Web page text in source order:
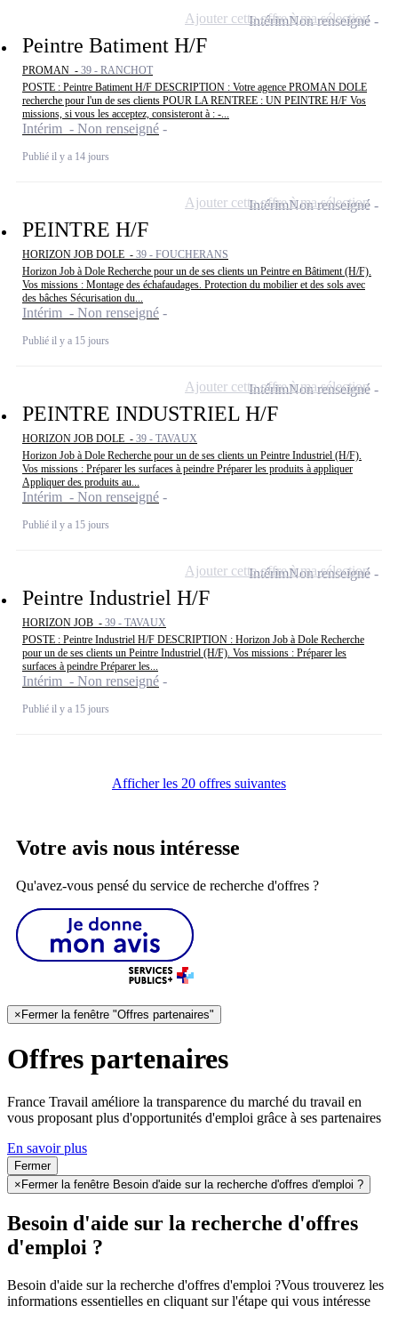
Peintre Batiment H/F
PROMAN - 39 - RANCHOT
POSTE : Peintre Batiment H/F DESCRIPTION : Votre agence PROMAN DOLE
recherche pour l'un de ses clients POUR LA RENTREE : UN PEINTRE H/F Vos
missions, si vous les acceptez, consisteront à : -...
Intérim - Non renseigné
Publié il y a 14 jours
IntérimNon renseigné
Ajouter cette offre à ma sélection
PEINTRE H/F
HORIZON JOB DOLE - 39 - FOUCHERANS
Horizon Job à Dole Recherche pour un de ses clients un Peintre en Bâtiment (H/F).
Vos missions : Montage des échafaudages. Protection du mobilier et des sols avec
des bâches Sécurisation du...
Intérim - Non renseigné
Publié il y a 15 jours
IntérimNon renseigné
Ajouter cette offre à ma sélection
PEINTRE INDUSTRIEL H/F
HORIZON JOB DOLE - 39 - TAVAUX
Horizon Job à Dole Recherche pour un de ses clients un Peintre Industriel (H/F).
Vos missions : Préparer les surfaces à peindre Préparer les produits à appliquer
Appliquer des produits au...
Intérim - Non renseigné
Publié il y a 15 jours
IntérimNon renseigné
Ajouter cette offre à ma sélection
Peintre Industriel H/F
HORIZON JOB - 39 - TAVAUX
POSTE : Peintre Industriel H/F DESCRIPTION : Horizon Job à Dole Recherche
pour un de ses clients un Peintre Industriel (H/F). Vos missions : Préparer les
surfaces à peindre Préparer les...
Intérim - Non renseigné
Publié il y a 15 jours
IntérimNon renseigné
Ajouter cette offre à ma sélection
Afficher les 20 offres suivantes
Votre avis nous intéresse
Qu'avez-vous pensé du service de recherche d'offres ?
×Fermer la fenêtre "Offres partenaires"
Offres partenaires
France Travail améliore la transparence du marché du travail en
vous proposant plus d'opportunités d'emploi grâce à ses partenaires
En savoir plus
Fermer
× Fermer la fenêtre Besoin d'aide sur la recherche d'offres d'emploi ?
Besoin d'aide sur la recherche d'offres
d'emploi ?
Besoin d'aide sur la recherche d'offres d'emploi ?Vous trouverez les
informations essentielles en cliquant sur l'étape qui vous intéresse